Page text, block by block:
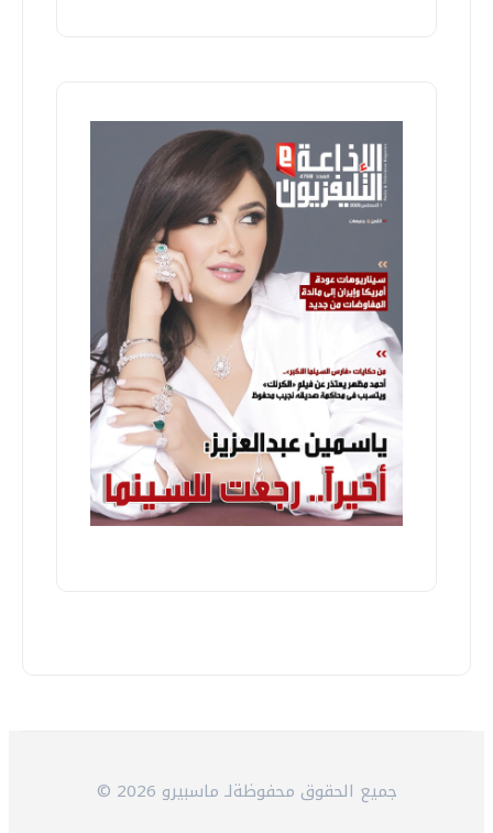
© 2026 جميع الحقوق محفوظةلـ ماسبيرو